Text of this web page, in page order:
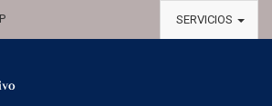
SERVICIOS